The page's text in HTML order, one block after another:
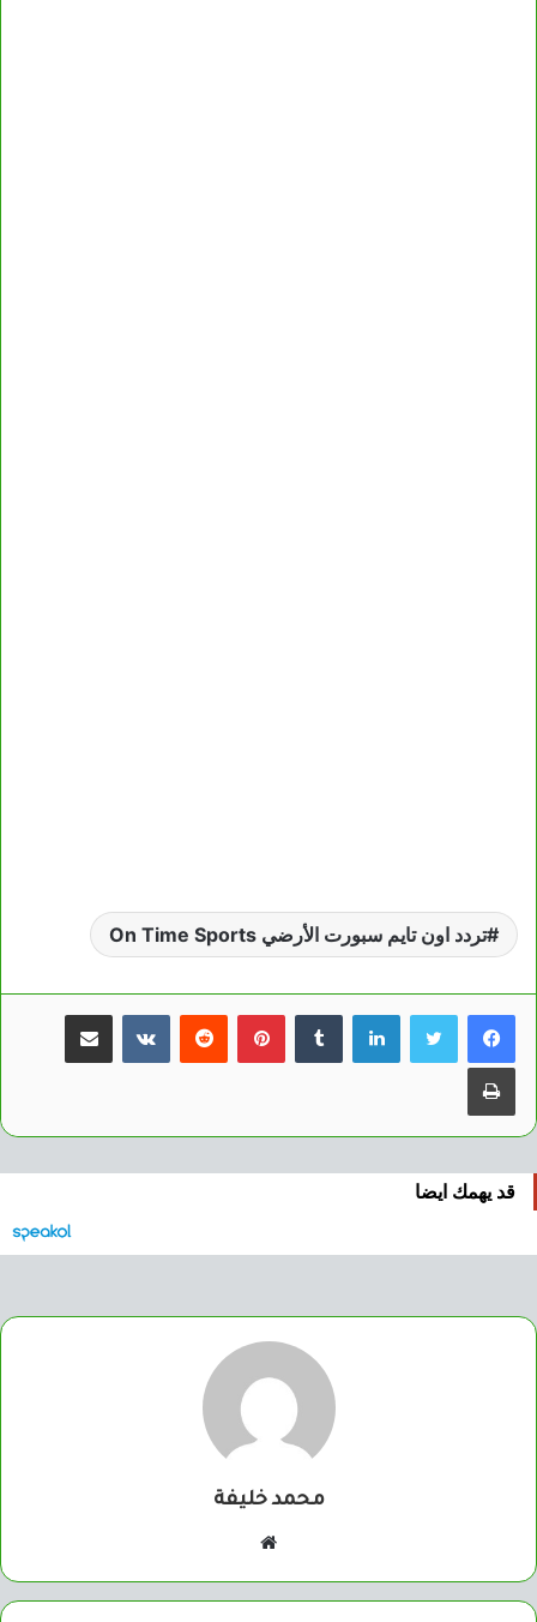
تردد اون تايم سبورت الأرضي On Time Sports
لينكدإن بينتيريست مشاركة عبر البريد
طباعة
قد يهمك ايضا
محمد خليفة